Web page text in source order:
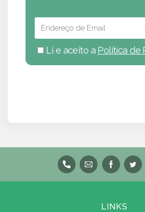
Li e aceito a Política de
LINKS